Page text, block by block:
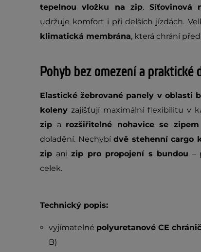
tepelnou vložku na zip. Síťovinová
udržuje komfort i při delších jízdách.
klimatická membrána, která chrání
Pohyb bez omezení a praktické
Elastické žebrované panely v oblasti
koleny zajišťují maximální flexibilitu v
zip a rozšiřitelné nohavice se
doladění. Nechybí dvě stehenní cargo
zip anizip pro propojení s bundou –
celek.
Technický popis:
vyjímatelné polyuretanové CE
B)